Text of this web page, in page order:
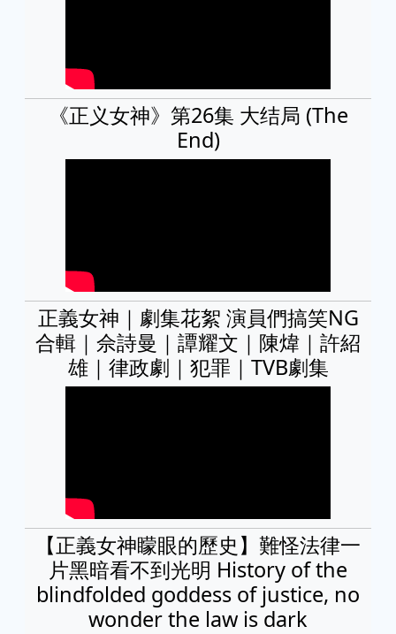
《正义女神》第26集 大结局 (The
End)
正義女神｜劇集花絮 演員們搞笑NG
合輯｜佘詩曼｜譚耀文｜陳煒｜許紹
雄｜律政劇｜犯罪｜TVB劇集
【正義女神矇眼的歷史】難怪法律一
片黑暗看不到光明 History of the
blindfolded goddess of justice, no
wonder the law is dark